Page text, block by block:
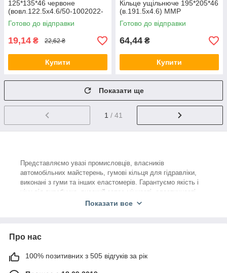
125*135*46 червоне
(вовл.122.5х4.6/50-1002022-
01 червоний.) Резинопласт
Готово до відправки
19,14 ₴ 22,62 ₴
Купити
Кільце ущільнюче 195*205*46
(в.191.5х4.6) ММР
Готово до відправки
64,44 ₴
Купити
Показати ще
1 / 41
Представляємо увазі промисловців, власників
автомобільних майстерень, гумові кільця для гідравліки,
виконані з гуми та інших еластомерів. Гарантуємо якість і
ціни від виробника, високий запас міцності, еластичності.
За формою перетину представлені витратні матеріали
системах.
Одразу відзначимо, що будь-яке кільце ущільнювальне в
Показати все
Про нас
100% позитивних з 505 відгуків за рік